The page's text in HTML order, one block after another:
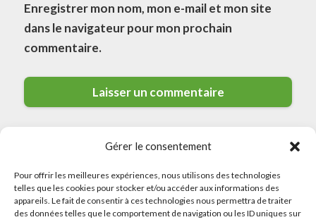
Gérer le consentement
Pour offrir les meilleures expériences, nous utilisons des technologies
telles que les cookies pour stocker et/ou accéder aux informations des
appareils. Le fait de consentir à ces technologies nous permettra de traiter
des données telles que le comportement de navigation ou les ID uniques sur
Enregistrer mon nom, mon e-mail et mon site
dans le navigateur pour mon prochain
commentaire.